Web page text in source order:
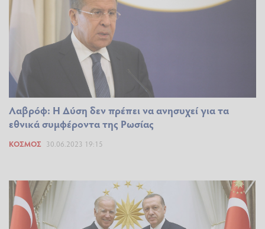
Λαβρόφ: Η Δύση δεν πρέπει να ανησυχεί για τα
εθνικά συμφέροντα της Ρωσίας
ΚΌΣΜΟΣ 30.06.2023 19:15